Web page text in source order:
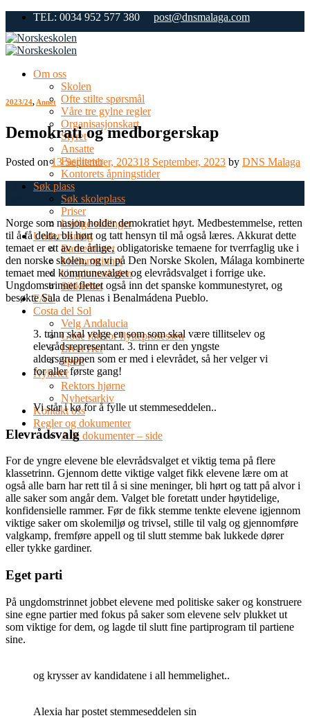
Skip
content
TEL: 0034 952 577 380 post@dnsmalaga.com
Om oss
Skolen
Ofte stilte spørsmål
Våre tre gylne regler
Organisasjonskart
Styret
Ansatte
Fasiliteter
Kontorets åpningstider
Søk plass
Søk skoleplass
Priser
Ledige stillinger
Undervisning
Barnetrinnet
Mellomtrinnet
Ungdomsskolen
Sikkerhet
FAU
Costa del Sol
Velg Andalucia
Gode råd for flytteprosessen
Livet Her
Sport
Nyheter
Rektors hjørne
Nyhetsarkiv
Kontakt oss
Regler og dokumenter
Alle dokumenter – side
2023/24, Annet
Demokrati og medborgerskap
Posted on13 September, 202318 September, 2023 by DNS Malaga
Norge som nasjon holder demokratiet høyt. Medbestemmelse, retten
til å få delta, bli hørt og tatt hensyn til må også læres. Akkurat dette
temaet er ett av de årlige, obligatoriske temaene for tverrfaglig uke i
den norske skolen, og vi på Den Norske Skolen, Málaga kombinerte
temaet med kommunevalget og elevrådsvalget i forrige uke.
Ungdomstrinnet flettet også inn det spanske kommunestyret, og
besøkte Sala de Plenas i Benalmádena Pueblo.
3. trinn skal velge en som som skal være tillitselev og
elevrådsrepresentant. 3. trinn er den yngste
aldersgruppen som er med i elevrådet, så her velger vi
for aller første gang!
Vi står i kø for å fylle ut stemmeseddelen..
Elevrådsvalg
For de yngre elevene ble elevrådsvalget et viktig tema på flere
klassetrinn. Gjennom dette viktige valget fikk elevene lære om at
også alle barn har rett til å si sine meninger, bli hørt og tatt på alvor i
alle saker som angår dem. Valget ble foretatt under høytidelige,
konfidensielle rammer. Før de fikk stemme tenkte elevene igjennom
viktige saker om skolemiljø og trivsel, stille til valg og gjennomføre
valgkamp, fremføre appell og til slutt stemme bak lukkede dører
eller tykke gardiner.
Eget parti
På ungdomstrinnet jobbet elevene med politiske saker og konstruere
sine egne partier med fokus på saker som elevene selv plukket ut
som viktige for dem, og lagde til slutt fine partiprogram til partiene
sine.
og krysser av kandidatene i all hemmelighet..
Alexia har postet stemmeseddelen sin